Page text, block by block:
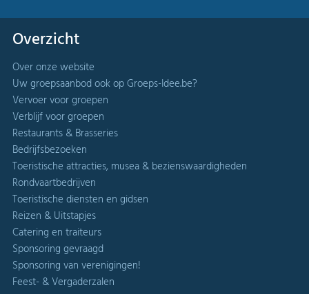
Overzicht
Over onze website
Uw groepsaanbod ook op Groeps-Idee.be?
Vervoer voor groepen
Verblijf voor groepen
Restaurants & Brasseries
Bedrijfsbezoeken
Toeristische attracties, musea & bezienswaardigheden
Rondvaartbedrijven
Toeristische diensten en gidsen
Reizen & Uitstapjes
Catering en traiteurs
Sponsoring gevraagd
Sponsoring van verenigingen!
Feest- & Vergaderzalen